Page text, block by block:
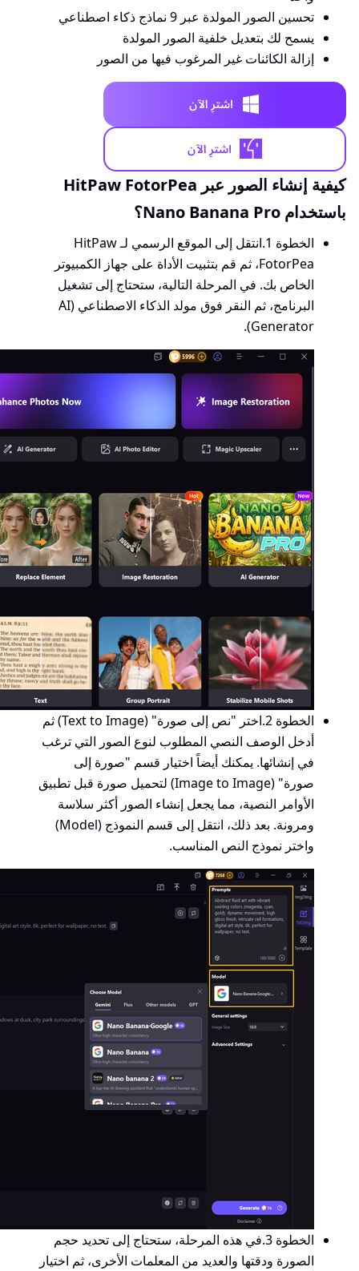
تحسين الصور المولدة عبر 9 نماذج ذكاء اصطناعي
يسمح لك بتعديل خلفية الصور المولدة
إزالة الكائنات غير المرغوب فيها من الصور
كيفية إنشاء الصور عبر HitPaw FotorPea
باستخدام Nano Banana Pro؟
الخطوة 1.
انتقل إلى الموقع الرسمي لـ HitPaw
FotorPea، ثم قم بتثبيت الأداة على جهاز الكمبيوتر
الخاص بك. في المرحلة التالية، ستحتاج إلى تشغيل
البرنامج، ثم النقر فوق مولد الذكاء الاصطناعي (AI
Generator).
الخطوة 2.
اختر "نص إلى صورة" (Text to Image) ثم
أدخل الوصف النصي المطلوب لنوع الصور التي ترغب
في إنشائها. يمكنك أيضاً اختيار قسم "صورة إلى
صورة" (Image to Image) لتحميل صورة قبل تطبيق
الأوامر النصية، مما يجعل إنشاء الصور أكثر سلاسة
ومرونة. بعد ذلك، انتقل إلى قسم النموذج (Model)
واختر نموذج النص المناسب.
الخطوة 3.
في هذه المرحلة، ستحتاج إلى تحديد حجم
الصورة ودقتها والعديد من المعلمات الأخرى، ثم اختيار